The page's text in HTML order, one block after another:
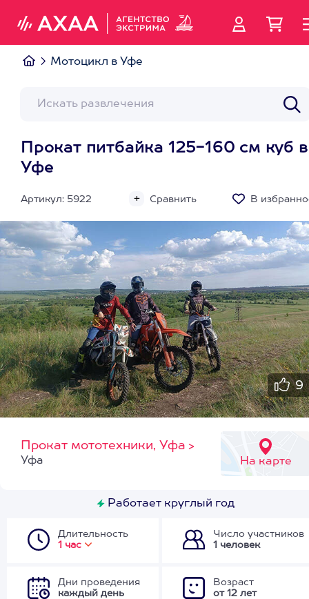
Мотоцикл в Уфе
Прокат питбайка 125-160 см куб в
Уфе
Артикул: 5922 Сравнить В
9
Прокат мототехники, Уфа >
На карте
Уфа
Работает круглый год
Длительность
1 час
Число участников
1 человек
Дни проведения
каждый день
Возраст
от 12 лет